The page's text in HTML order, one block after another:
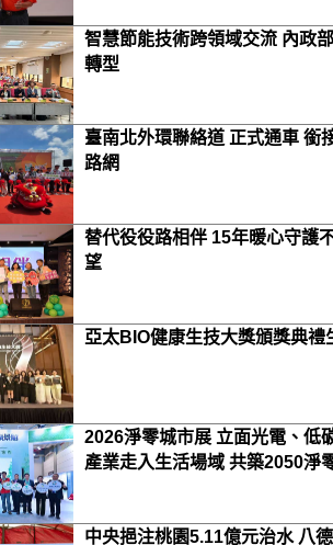
智慧節能技術跨領域交流 內政
轉型
臺南北外環聯絡道 正式通車 銜
路網
替代役役路相伴 15年暖心守護
望
亞太BIO健康生技大獎頒獎典禮
2026淨零城市展 立面光電、低
產業走入生活場域 共築2050淨
中央挹注桃園5.11億元治水 八